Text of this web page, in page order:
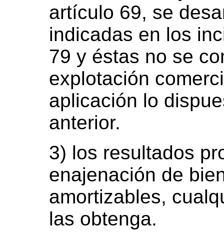
artículo 69, se
indicadas en los
79 y éstas no se
explotación
aplicación lo
anterior.
3) los resultados
enajenación de
amortizables,
las obtenga.